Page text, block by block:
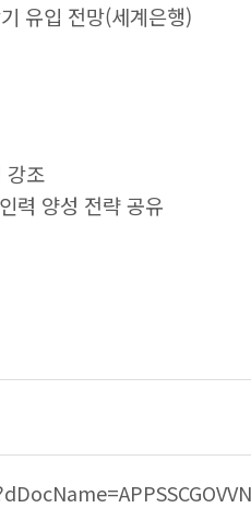
유입 전망(세계은행)
강조
력 양성 전략 공유